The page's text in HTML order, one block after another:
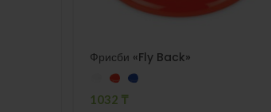
Фрисби «Fly Back»
1032 ₸